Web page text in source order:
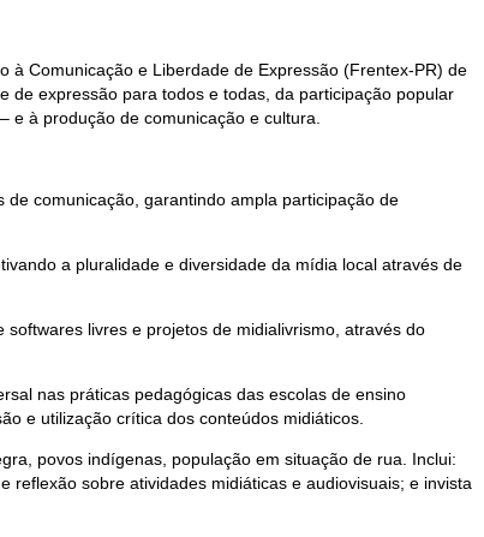
à Comunicação e Liberdade de Expressão (Frentex-PR) de
de expressão para todos e todas, da participação popular
à produção de comunicação e cultura.
comunicação, garantindo ampla participação de
a pluralidade e diversidade da mídia local através de
livres e projetos de midialivrismo, através do
nas práticas pedagógicas das escolas de ensino
e utilização crítica dos conteúdos midiáticos.
povos indígenas, população em situação de rua. Inclui:
sobre atividades midiáticas e audiovisuais; e invista